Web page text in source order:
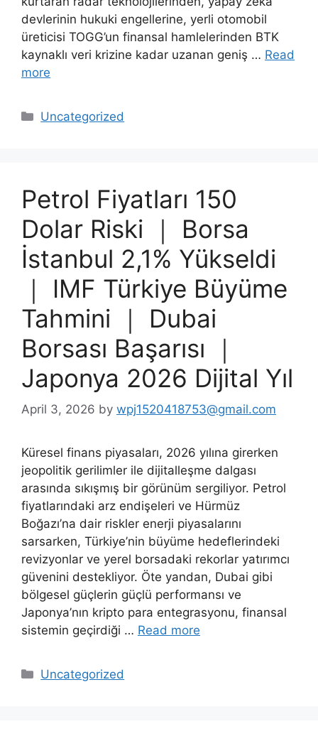
devlerinin hukuki engellerine, yerli otomobil
üreticisi TOGG’un finansal hamlelerinden BTK
kaynaklı veri krizine kadar uzanan geniş … Read
more
Categories
Uncategorized
Petrol Fiyatları 150
Dolar Riski ｜ Borsa
İstanbul 2,1% Yükseldi
｜ IMF Türkiye Büyüme
Tahmini ｜ Dubai
Borsası Başarısı ｜
Japonya 2026 Dijital Yıl
April 3, 2026 by wpj1520418753@gmail.com
Küresel finans piyasaları, 2026 yılına girerken
jeopolitik gerilimler ile dijitalleşme dalgası
arasında sıkışmış bir görünüm sergiliyor. Petrol
fiyatlarındaki arz endişeleri ve Hürmüz
Boğazı’na dair riskler enerji piyasalarını
sarsarken, Türkiye’nin büyüme hedeflerindeki
revizyonlar ve yerel borsadaki rekorlar yatırımcı
güvenini destekliyor. Öte yandan, Dubai gibi
bölgesel güçlerin güçlü performansı ve
Japonya’nın kripto para entegrasyonu, finansal
sistemin geçirdiği … Read more
Categories
Uncategorized